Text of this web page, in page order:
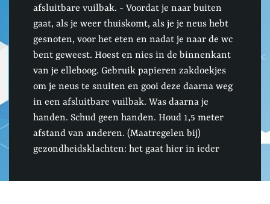
afsluitbare vuilbak. - Voordat je naar buiten
gaat, als je weer thuiskomt, als je je neus hebt
gesnoten, voor het eten en nadat je naar de wc
bent geweest. Hoest en nies in de binnenkant
van je elleboog. Gebruik papieren zakdoekjes
om je neus te snuiten en gooi deze daarna weg
in een afsluitbare vuilbak. Was daarna je
handen. Schud geen handen. Houd 1,5 meter
afstand van anderen. (Maatregelen bij)
gezondheidsklachten: het gaat hier in ieder